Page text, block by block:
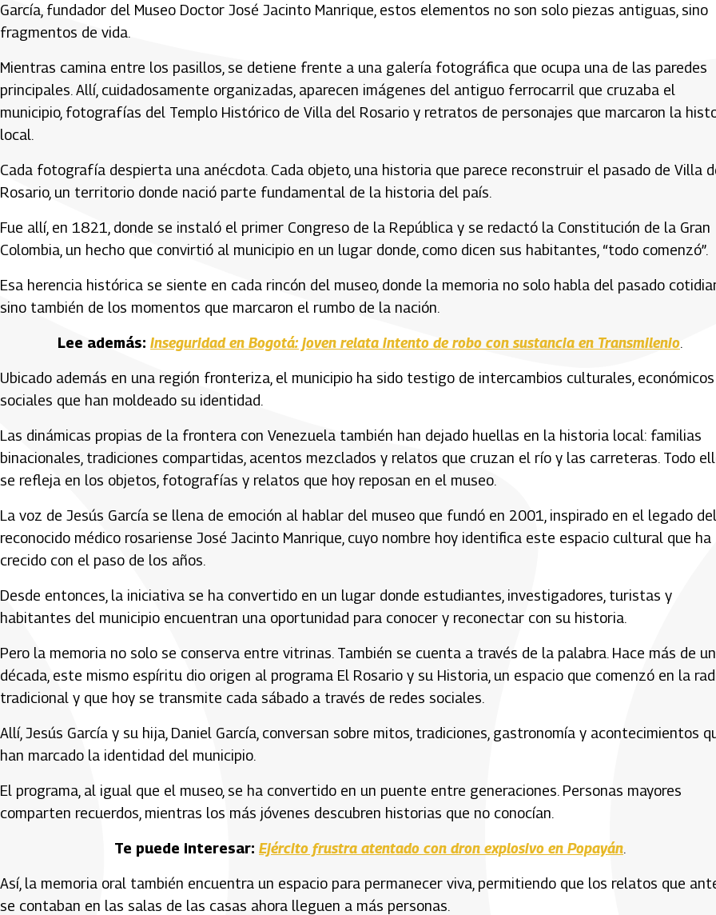
García, fundador del Museo Doctor José Jacinto Manrique, estos elementos no son solo piezas antiguas, sino
fragmentos de vida.
Mientras camina entre los pasillos, se detiene frente a una galería fotográfica que ocupa una de las paredes
principales. Allí, cuidadosamente organizadas, aparecen imágenes del antiguo ferrocarril que cruzaba el
municipio, fotografías del Templo Histórico de Villa del Rosario y retratos de personajes que marcaron la
local.
Cada fotografía despierta una anécdota. Cada objeto, una historia que parece reconstruir el pasado de Villa
Rosario, un territorio donde nació parte fundamental de la historia del país.
Fue allí, en 1821, donde se instaló el primer Congreso de la República y se redactó la Constitución de la Gran
Colombia, un hecho que convirtió al municipio en un lugar donde, como dicen sus habitantes, “todo comenzó”.
Esa herencia histórica se siente en cada rincón del museo, donde la memoria no solo habla del pasado
sino también de los momentos que marcaron el rumbo de la nación.
Lee además: Inseguridad en Bogotá: joven relata intento de robo con sustancia en Transmilenio.
Ubicado además en una región fronteriza, el municipio ha sido testigo de intercambios culturales,
sociales que han moldeado su identidad.
Las dinámicas propias de la frontera con Venezuela también han dejado huellas en la historia local: familias
binacionales, tradiciones compartidas, acentos mezclados y relatos que cruzan el río y las carreteras. Todo
se refleja en los objetos, fotografías y relatos que hoy reposan en el museo.
La voz de Jesús García se llena de emoción al hablar del museo que fundó en 2001, inspirado en el legado del
reconocido médico rosariense José Jacinto Manrique, cuyo nombre hoy identifica este espacio cultural que ha
crecido con el paso de los años.
Desde entonces, la iniciativa se ha convertido en un lugar donde estudiantes, investigadores, turistas y
habitantes del municipio encuentran una oportunidad para conocer y reconectar con su historia.
Pero la memoria no solo se conserva entre vitrinas. También se cuenta a través de la palabra. Hace más de
década, este mismo espíritu dio origen al programa El Rosario y su Historia, un espacio que comenzó en la
tradicional y que hoy se transmite cada sábado a través de redes sociales.
Allí, Jesús García y su hija, Daniel García, conversan sobre mitos, tradiciones, gastronomía y acontecimientos
han marcado la identidad del municipio.
El programa, al igual que el museo, se ha convertido en un puente entre generaciones. Personas mayores
comparten recuerdos, mientras los más jóvenes descubren historias que no conocían.
Te puede interesar: Ejército frustra atentado con dron explosivo en Popayán.
Así, la memoria oral también encuentra un espacio para permanecer viva, permitiendo que los relatos que
se contaban en las salas de las casas ahora lleguen a más personas.